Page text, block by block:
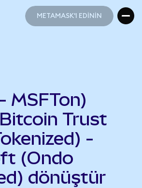
METAMASK'I EDİNİN
MSFTon)
Trust
-
(Ondo
dönüştür